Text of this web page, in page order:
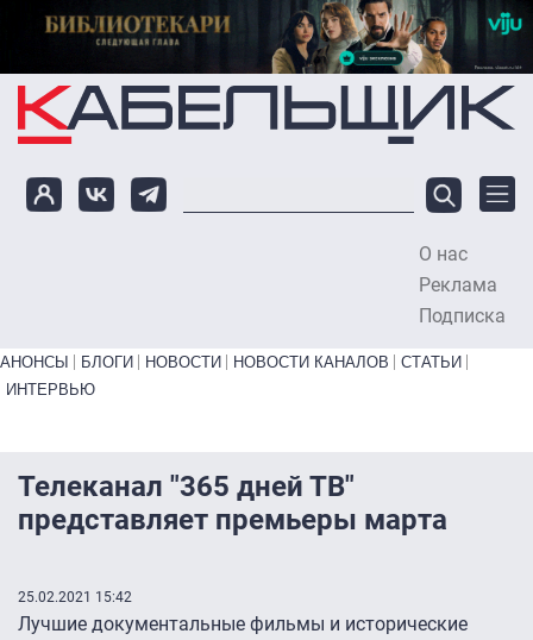
Перейти к основному содержанию
О нас
Реклама
Подписка
Primary links bottom
АНОНСЫ БЛОГИ НОВОСТИ НОВОСТИ КАНАЛОВ
СТАТЬИ
ИНТЕРВЬЮ
Телеканал "365 дней ТВ"
представляет премьеры марта
25.02.2021 15:42
Лучшие документальные фильмы и исторические